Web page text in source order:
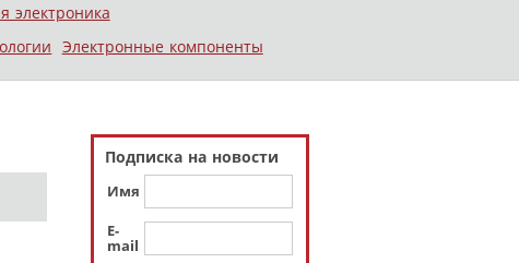
электроника
Электронные компоненты
Подписка на новости
Имя
E-
mail